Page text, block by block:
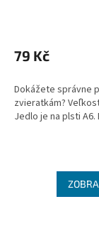
79 Kč
Dokážete správne
zvieratkám?
Jedlo je na plsti